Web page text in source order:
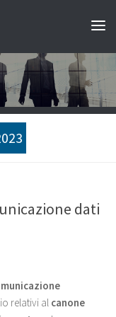
dati
relativi al canone